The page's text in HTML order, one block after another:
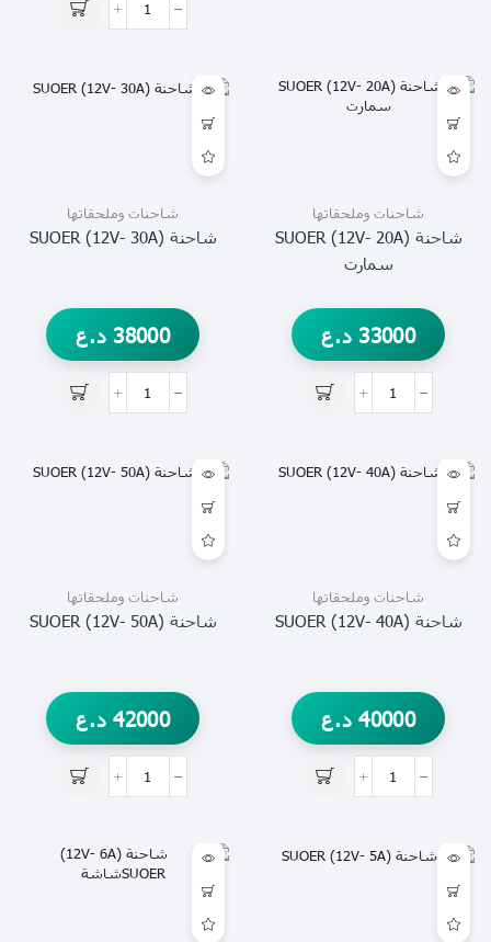
شاحنات وملحقاتها
شاحنة (12V- 20A) SUOER
سمارت
33000 د.ع
شاحنات وملحقاتها
شاحنة (12V- 30A) SUOER
38000 د.ع
شاحنات وملحقاتها
شاحنة (12V- 40A) SUOER
40000 د.ع
شاحنات وملحقاتها
شاحنة (12V- 50A) SUOER
42000 د.ع